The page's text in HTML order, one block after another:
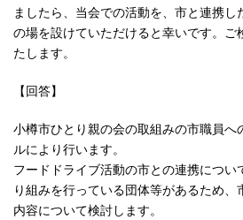
ましたら、当会での活動を、市と連携
の場を設けていただけると幸いです。
たします。
【回答】
小樽市ひとり親の会の取組みの市職員へ
ルにより行います。
フードドライブ活動の市との連携につい
り組みを行っている団体等があるため
内容について検討します。